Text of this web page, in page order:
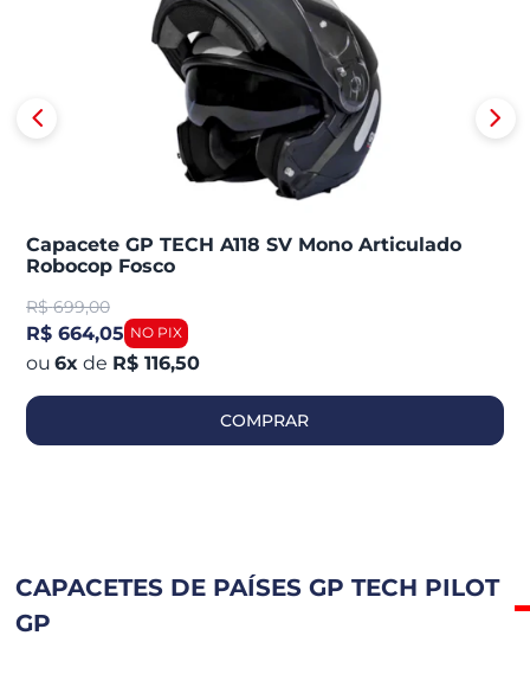
Capacete GP TECH A118 SV Mono Articulado
Robocop Fosco
R$ 699,00
R$ 664,05
6x de R$ 116,50
COMPRAR
CAPACETES DE PAÍSES GP TECH PILOT
GP